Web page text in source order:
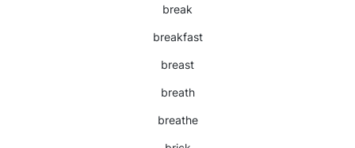
break
breakfast
breast
breath
breathe